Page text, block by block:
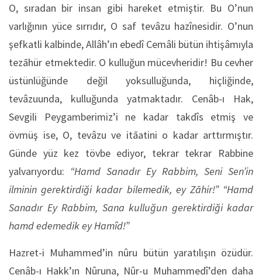
O, sıradan bir insan gibi hareket etmiştir. Bu O’nun
varlığının yüce sırrıdır, O saf tevâzu hazînesidir. O’nun
şefkatli kalbinde, Allâh’ın ebedî Cemâli bütün ihtişâmıyla
tezāhür etmektedir. O kulluğun mücevheridir! Bu cevher
üstünlüğünde değil yoksulluğunda, hiçliğinde,
tevâzuunda, kulluğunda yatmaktadır. Cenâb-ı Hak,
Sevgili Peygamberimiz’i ne kadar takdîs etmiş ve
övmüş ise, O, tevâzu ve itāatini o kadar arttırmıştır.
Günde yüz kez tövbe ediyor, tekrar tekrar Rabbine
yalvarıyordu: “Hamd Sanadır Ey Rabbim, Seni Sen’in
ilminin gerektirdiği kadar bilemedik, ey Zāhir!” “Hamd
Sanadır Ey Rabbim, Sana kulluğun gerektirdiği kadar
hamd edemedik ey Hamîd!”
Hazret-i Muhammed’in nûru bütün yaratılışın özüdür.
Cenâb-ı Hakk’ın Nûruna, Nûr-u Muhammedî’den daha